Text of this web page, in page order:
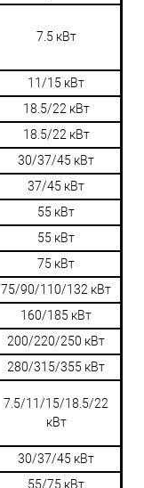
7.5 кВт
11/15 кВт
18.5/22 кВт
18.5/22 кВт
30/37/45 кВт
37/45 кВт
55 кВт
55 кВт
75 кВт
75/90/110/132 кВт
160/185 кВт
200/220/250 кВт
280/315/355 кВт
7.5/11/15/18.5/22
кВт
30/37/45 кВт
55/75 кВт